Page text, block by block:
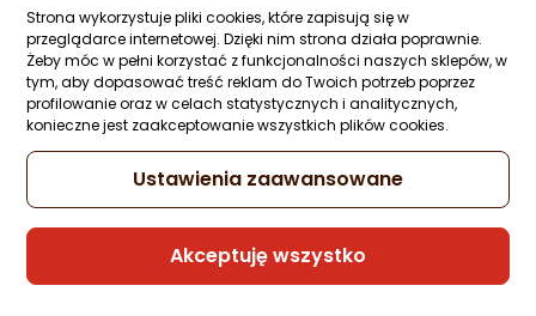
Strona wykorzystuje pliki cookies, które zapisują się w
przeglądarce internetowej. Dzięki nim strona działa poprawnie.
Żeby móc w pełni korzystać z funkcjonalności naszych sklepów, w
tym, aby dopasować treść reklam do Twoich potrzeb poprzez
profilowanie oraz w celach statystycznych i analitycznych,
konieczne jest zaakceptowanie wszystkich plików cookies.
Ustawienia zaawansowane
Akceptuję wszystko